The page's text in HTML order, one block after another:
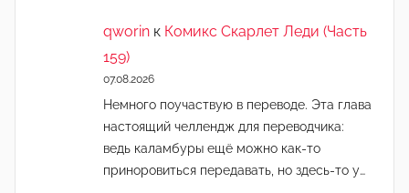
qworin к Комикс Скарлет Леди (Часть
159)
07.08.2026
Немного поучаствую в переводе. Эта глава
настоящий челлендж для переводчика:
ведь каламбуры ещё можно как-то
приноровиться передавать, но здесь-то у…